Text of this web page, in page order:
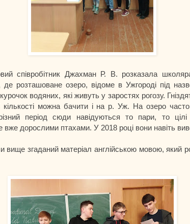
Джахман Р. В. розказала
де розташоване озеро, відоме в Ужгороді під
водяних, які живуть у заростях рогозу.
кількості можна бачити і на р. Уж. На озеро
період сюди навідуються то пари, то
вже дорослими птахами. У 2018 році вони навіть
вище згаданий матеріал англійською мовою, який